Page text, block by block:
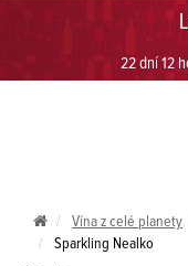
22 dní 12
Vína z celé planety
Sparkling Nealko